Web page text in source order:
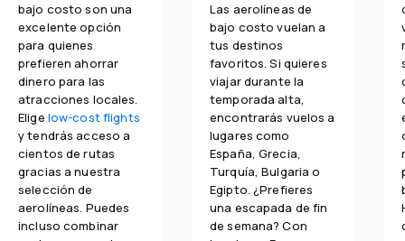
bajo costo son una
excelente opción
para quienes
prefieren ahorrar
dinero para las
atracciones locales.
Elige low-cost flights
y tendrás acceso a
cientos de rutas
gracias a nuestra
selección de
aerolíneas. Puedes
incluso combinar
Las aerolíneas de
bajo costo vuelan a
tus destinos
favoritos. Si quieres
viajar durante la
temporada alta,
encontrarás vuelos a
lugares como
España, Grecia,
Turquía, Bulgaria o
Egipto. ¿Prefieres
una escapada de fin
de semana? Con